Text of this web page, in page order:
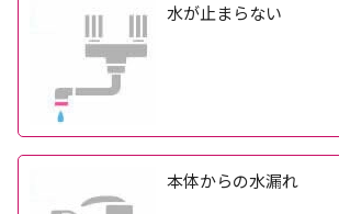
水が止まらない
本体からの水漏れ